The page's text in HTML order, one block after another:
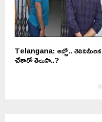
Telangana: అబ్బో..
చేశారో తెలుసా..?